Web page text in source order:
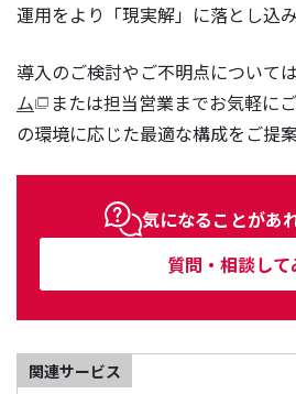
運用をより「現実解」に落とし込
導入のご検討やご不明点については
ム
または担当営業までお気軽に
の環境に応じた最適な構成をご提案
気になることがあ
質問・相談して
関連サービス